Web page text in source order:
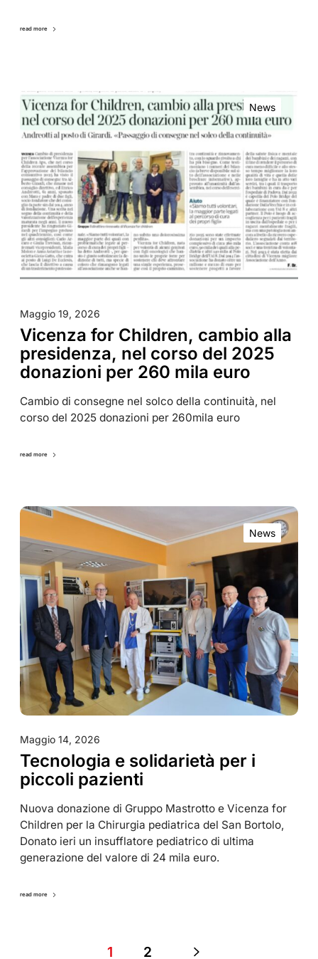
read more
News
Maggio 19, 2026
Vicenza for Children, cambio alla
presidenza, nel corso del 2025
donazioni per 260 mila euro
Cambio di consegne nel solco della continuità, nel
corso del 2025 donazioni per 260mila euro
read more
News
Maggio 14, 2026
Tecnologia e solidarietà per i
piccoli pazienti
Nuova donazione di Gruppo Mastrotto e Vicenza for
Children per la Chirurgia pediatrica del San Bortolo,
Donato ieri un insufflatore pediatrico di ultima
generazione del valore di 24 mila euro.
read more
1 2